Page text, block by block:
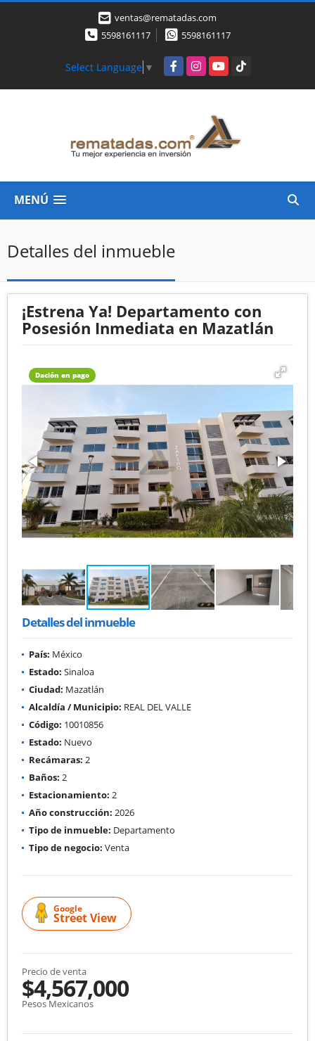
ventas@rematadas.com
5598161117
5598161117
Select Language ▼ FacebookInstagramYouTubeTikTok
MENÚ
Detalles del inmueble
¡Estrena Ya! Departamento con
Posesión Inmediata en Mazatlán
Dación en pago
Detalles del inmueble
País: México
Estado: Sinaloa
Ciudad: Mazatlán
Alcaldía / Municipio: REAL DEL VALLE
Código: 10010856
Estado: Nuevo
Recámaras: 2
Baños: 2
Estacionamiento: 2
Año construcción: 2026
Tipo de inmueble: Departamento
Tipo de negocio: Venta
Google
Street View
Precio de venta
$4,567,000
Pesos Mexicanos